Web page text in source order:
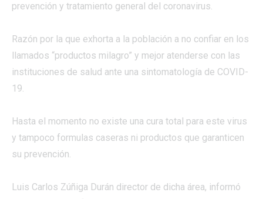
prevención y tratamiento general del coronavirus.
Razón por la que exhorta a la población a no confiar en los
llamados “productos milagro” y mejor atenderse con las
instituciones de salud ante una sintomatología de COVID-
19.
Hasta el momento no existe una cura total para este virus
y tampoco formulas caseras ni productos que garanticen
su prevención.
Luis Carlos Zúñiga Durán director de dicha área, informó